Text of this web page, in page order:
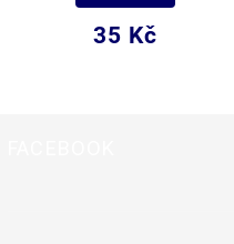
35 Kč